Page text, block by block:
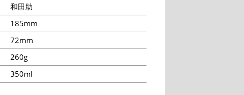
和田助
185mm
72mm
260g
350ml